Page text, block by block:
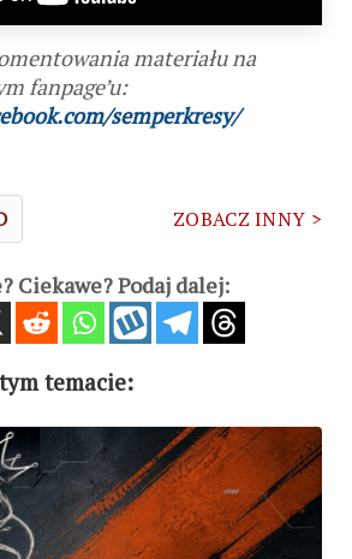
materiału na
fanpage’u:
semperkresy/
ZOBACZ INNY >
Ciekawe? Podaj dalej:
temacie: